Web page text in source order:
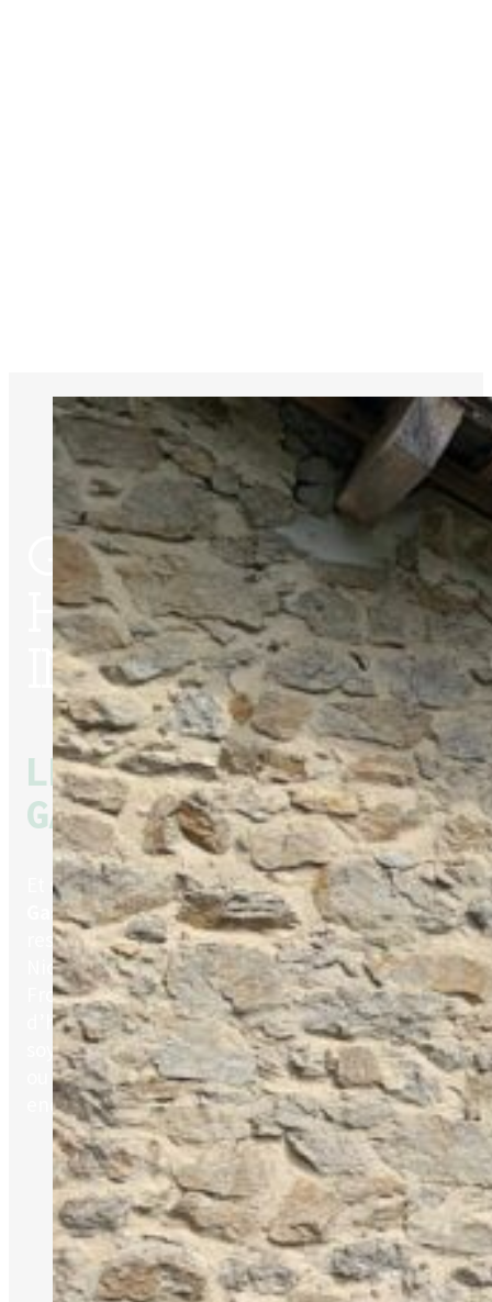
GÎTE ET
HABITATIONS
INSOLITES
LES BRUYERES DE
GASCHON
Et si vous faisiez une pause ? Ici, auxBruyères de
Gaschon, on vous propose de déconnecter, de
respirer et de savourer la vie, tout simplement.
Nichés dans un écrin de nature à Saint-Bonnet-le-
Froid, nos hébergements insolites et notre table
d’hôtes vous invitent à ralentir le rythme. Que vous
soyez en quête de calme, d’une aventure originale
ou d’un moment cocooning, vous êtes au bon
endroit !